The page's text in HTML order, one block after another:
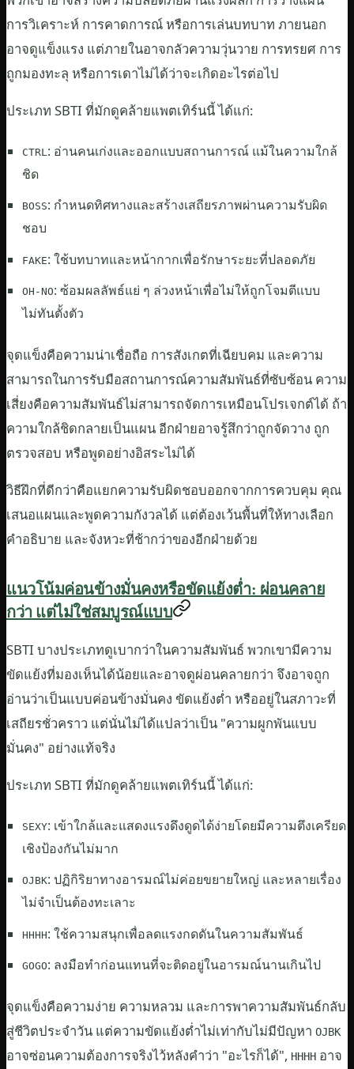
การวิเคราะห์ การคาดการณ์ หรือการเล่นบทบาท ภายนอก
อาจดูแข็งแรง แต่ภายในอาจกลัวความวุ่นวาย การทรยศ การ
ถูกมองทะลุ หรือการเดาไม่ได้ว่าจะเกิดอะไรต่อไป
ประเภท SBTI ที่มักดูคล้ายแพตเทิร์นนี้ ได้แก่:
CTRL : อ่านคนเก่งและออกแบบสถานการณ์ แม้ในความใกล้
ชิด
BOSS: กำหนดทิศทางและสร้างเสถียรภาพผ่านความรับผิด
ชอบ
FAKE: ใช้บทบาทและหน้ากากเพื่อรักษาระยะที่ปลอดภัย
OH-NO: ซ้อมผลลัพธ์แย่ ๆ ล่วงหน้าเพื่อไม่ให้ถูกโจมตีแบบ
ไม่ทันตั้งตัว
จุดแข็งคือความน่าเชื่อถือ การสังเกตที่เฉียบคม และความ
สามารถในการรับมือสถานการณ์ความสัมพันธ์ที่ซับซ้อน ความ
เสี่ยงคือความสัมพันธ์ไม่สามารถจัดการเหมือนโปรเจกต์ได้ ถ้า
ความใกล้ชิดกลายเป็นแผน อีกฝ่ายอาจรู้สึกว่าถูกจัดวาง ถูก
ตรวจสอบ หรือพูดอย่างอิสระไม่ได้
วิธีฝึกที่ดีกว่าคือแยกความรับผิดชอบออกจากการควบคุม คุณ
เสนอแผนและพูดความกังวลได้ แต่ต้องเว้นพื้นที่ให้ทางเลือก
คำอธิบาย และจังหวะที่ช้ากว่าของอีกฝ่ายด้วย
แนวโน้มค่อนข้างมั่นคงหรือขัดแย้งต่ำ: ผ่อนคลาย
กว่า แต่ไม่ใช่สมบูรณ์แบบ
SBTI บางประเภทดูเบากว่าในความสัมพันธ์ พวกเขามีความ
ขัดแย้งที่มองเห็นได้น้อยและอาจดูผ่อนคลายกว่า จึงอาจถูก
อ่านว่าเป็นแบบค่อนข้างมั่นคง ขัดแย้งต่ำ หรืออยู่ในสภาวะที่
เสถียรชั่วคราว แต่นั่นไม่ได้แปลว่าเป็น "ความผูกพันแบบ
มั่นคง" อย่างแท้จริง
ประเภท SBTI ที่มักดูคล้ายแพตเทิร์นนี้ ได้แก่:
SEXY: เข้าใกล้และแสดงแรงดึงดูดได้ง่ายโดยมีความตึงเครียด
เชิงป้องกันไม่มาก
OJBK: ปฏิกิริยาทางอารมณ์ไม่ค่อยขยายใหญ่ และหลายเรื่อง
ไม่จำเป็นต้องทะเลาะ
HHHH: ใช้ความสนุกเพื่อลดแรงกดดันในความสัมพันธ์
GOGO: ลงมือทำก่อนแทนที่จะติดอยู่ในอารมณ์นานเกินไป
จุดแข็งคือความง่าย ความหลวม และการพาความสัมพันธ์กลับ
สู่ชีวิตประจำวัน แต่ความขัดแย้งต่ำไม่เท่ากับไม่มีปัญหา OJBK
อาจซ่อนความต้องการจริงไว้หลังคำว่า "อะไรก็ได้", HHHH อาจ